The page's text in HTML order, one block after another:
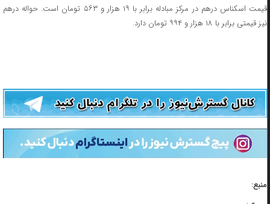
قیمت اسکناس درهم در مرکز مبادله برابر با ۱۹ هزار و ۵۶۳ تومان است. حواله درهم
نیز قیمتی برابر با ۱۸ هزار و ۹۹۴ تومان دارد.
منبع: